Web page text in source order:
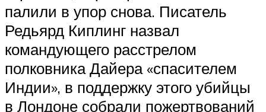
палили в упор снова. Писатель
Редьярд Киплинг назвал
командующего расстрелом
полковника Дайера «спасителем
Индии», в поддержку этого убийцы
в Лондоне собрали пожертвований